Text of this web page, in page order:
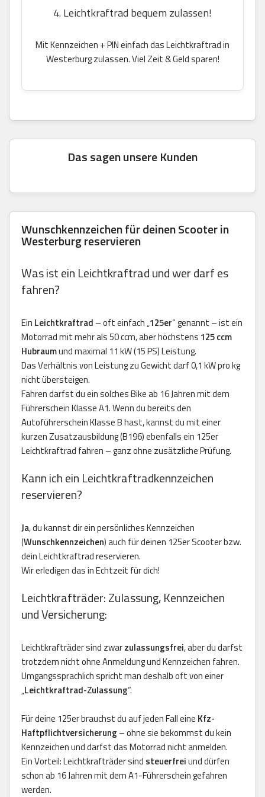
4. Leichtkraftrad bequem zulassen!
Mit Kennzeichen + PIN einfach das Leichtkraftrad in
Westerburg zulassen. Viel Zeit & Geld sparen!
Das sagen unsere Kunden
Wunschkennzeichen für deinen Scooter in
Westerburg reservieren
Was ist ein Leichtkraftrad und wer darf es
fahren?
Ein Leichtkraftrad – oft einfach „125er“ genannt – ist ein
Motorrad mit mehr als 50 ccm, aber höchstens 125 ccm
Hubraumund maximal 11 kW (15 PS) Leistung.
Das Verhältnis von Leistung zu Gewicht darf 0,1 kW pro kg
nicht übersteigen.
Fahren darfst du ein solches Bike ab 16 Jahren mit dem
Führerschein Klasse A1. Wenn du bereits den
Autoführerschein Klasse B hast, kannst du mit einer
kurzen Zusatzausbildung (B196) ebenfalls ein 125er
Leichtkraftrad fahren – ganz ohne zusätzliche Prüfung.
Kann ich ein Leichtkraftradkennzeichen
reservieren?
Ja, du kannst dir ein persönliches Kennzeichen
(Wunschkennzeichen) auch für deinen 125er Scooter bzw.
dein Leichtkraftrad reservieren.
Wir erledigen das in Echtzeit für dich!
Leichtkrafträder: Zulassung, Kennzeichen
und Versicherung:
Leichtkrafträder sind zwarzulassungsfrei, aber du darfst
trotzdem nicht ohne Anmeldung und Kennzeichen fahren.
Umgangssprachlich spricht man deshalb oft von einer
„Leichtkraftrad-Zulassung“.
Für deine 125er brauchst du auf jeden Fall eine Kfz-
Haftpflichtversicherung – ohne sie bekommst du kein
Kennzeichen und darfst das Motorrad nicht anmelden.
Ein Vorteil: Leichtkrafträder sind steuerfreiund dürfen
schon ab 16 Jahren mit dem A1-Führerschein gefahren
werden.